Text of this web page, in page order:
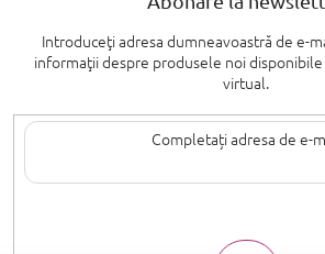
Introduceţi adresa dumneavoastră de e-
informaţii despre produsele noi
virtual.